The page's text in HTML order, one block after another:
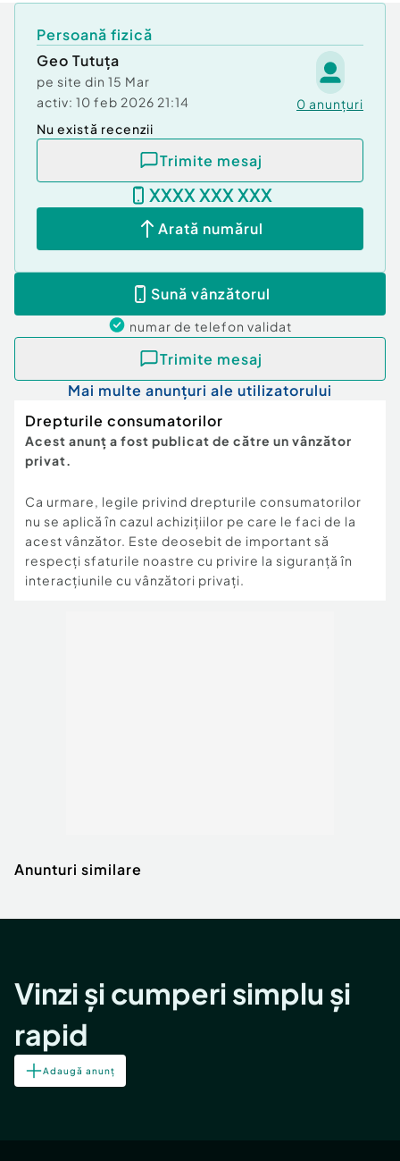
Persoană fizică
Geo Tutuța
pe site din 15 Mar
activ: 10 feb 2026 21:14 0 anunțuri
Nu există recenzii
Trimite mesaj
XXXX XXX XXX
Arată numărul
Sună vânzătorul
numar de telefon validat
Trimite mesaj
Mai multe anunțuri ale utilizatorului
Drepturile consumatorilor
Acest anunț a fost publicat de către un vânzător
privat.
Ca urmare, legile privind drepturile consumatorilor
nu se aplică în cazul achizițiilor pe care le faci de la
acest vânzător. Este deosebit de important să
respecți sfaturile noastre cu privire la siguranță în
interacțiunile cu vânzători privați.
Anunturi similare
Vinzi și cumperi simplu și
rapid
Adaugă anunț